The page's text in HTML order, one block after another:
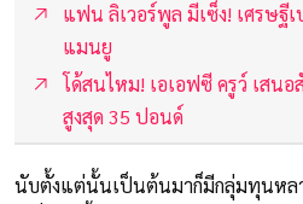
แฟน ลิเวอร์พูล มีเซ็ง! เศรษฐี
แมนยู
โด้สนไหม! เอเอฟซี ครูว์ เสน
สูงสุด 35 ปอนด์
นับตั้งแต่นั้นเป็นต้นมาก็มีกลุ่มทุนหล